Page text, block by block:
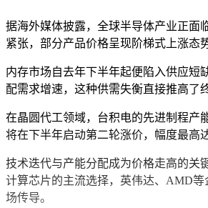
据海外媒体披露，全球半导体产业正面
紧张，部分产品价格呈现阶梯式上涨态势
内存市场自去年下半年起便陷入供应短
配需求增速，这种供需失衡直接推高了
在晶圆代工领域，台积电的先进制程产
将在下半年启动第二轮涨价，幅度最高
技术迭代与产能分配成为价格走高的关
计算芯片的主流选择，英伟达、AMD
场传导。